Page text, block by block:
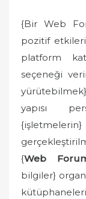
{Bir Web
pozitif
platform
seçeneği
yapısı
{Web
bilgiler}